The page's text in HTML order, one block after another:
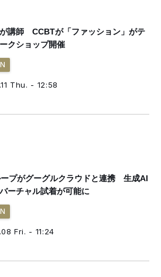
講師 CCBTが「ファッション」がテ
クショップ開催
Thu. - 12:58
プがグーグルクラウドと連携 生成AI
ーチャル試着が可能に
Fri. - 11:24